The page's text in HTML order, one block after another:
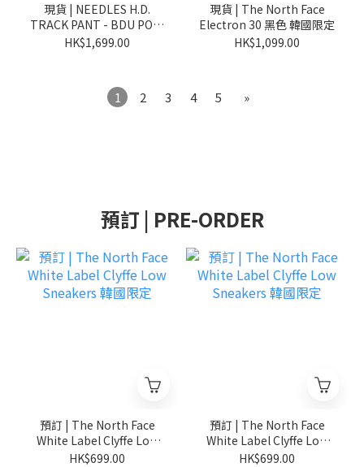
現貨 | NEEDLES H.D.
TRACK PANT - BDU POLY
SMOOTH 別注
HK$1,699.00
現貨 | The North Face
Electron 30 黑色 韓國限定
HK$1,099.00
1 2 3 4 5 »
預訂 | PRE-ORDER
預訂 | The North Face
White Label Clyffe Low
Sneakers 韓國限定
HK$699.00
預訂 | The North Face
White Label Clyffe Low
Sneakers 韓國限定
HK$699.00